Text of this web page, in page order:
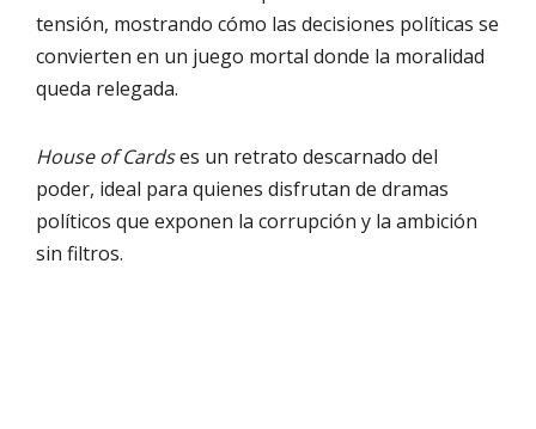
tensión, mostrando cómo las decisiones políticas se
convierten en un juego mortal donde la moralidad
queda relegada.
House of Cardses un retrato descarnado del
poder, ideal para quienes disfrutan de dramas
políticos que exponen la corrupción y la ambición
sin filtros.